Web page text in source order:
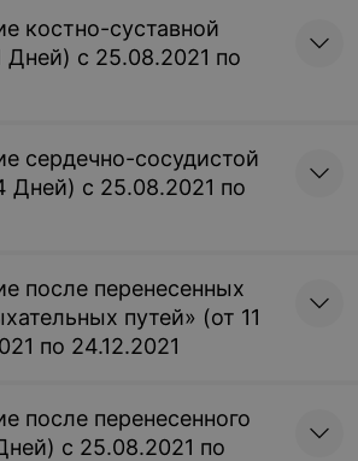
костно-суставной
Дней) с 25.08.2021 по
сердечно-сосудистой
Дней) с 25.08.2021 по
после перенесенных
путей» (от 11
по 24.12.2021
после перенесенного
с 25.08.2021 по